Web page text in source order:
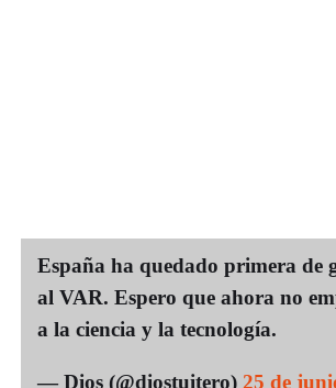
España ha quedado primera de
al VAR. Espero que ahora no
a la ciencia y la tecnología.
— Dios (@diostuitero) 25 de